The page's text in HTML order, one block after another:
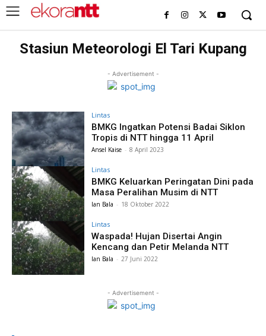
Stasiun Meteorologi El Tari Kupang
- Advertisement -
Lintas
BMKG Ingatkan Potensi Badai Siklon
Tropis di NTT hingga 11 April
Ansel Kaise - 8 April 2023
Lintas
BMKG Keluarkan Peringatan Dini pada
Masa Peralihan Musim di NTT
Ian Bala - 18 Oktober 2022
Lintas
Waspada! Hujan Disertai Angin
Kencang dan Petir Melanda NTT
Ian Bala - 27 Juni 2022
- Advertisement -